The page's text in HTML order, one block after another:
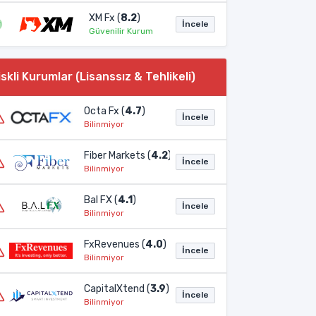
XM Fx (8.2)
Güvenilir Kurum
İncele
Kurumlar (Lisanssız & Tehlikeli)
Octa Fx (4.7)
Bilinmiyor
İncele
Fiber Markets (4.2)
Bilinmiyor
İncele
Bal FX (4.1)
Bilinmiyor
İncele
FxRevenues (4.0)
Bilinmiyor
İncele
CapitalXtend (3.9)
Bilinmiyor
İncele